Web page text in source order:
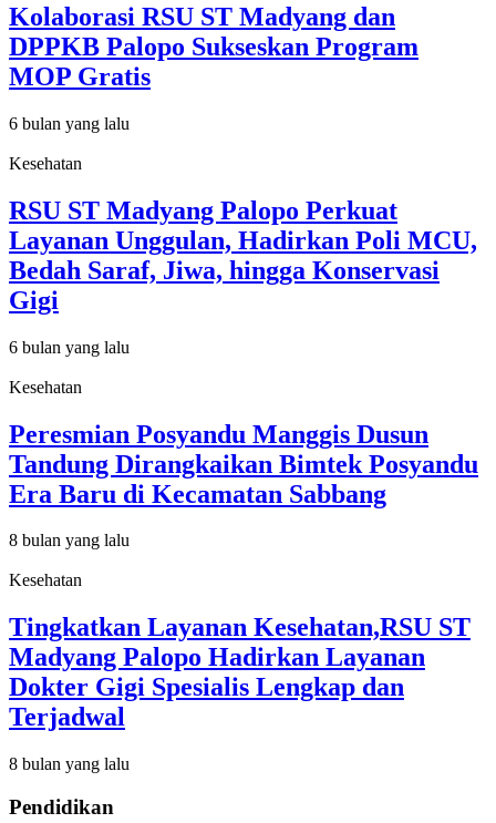
Kolaborasi RSU ST Madyang dan
DPPKB Palopo Sukseskan Program
MOP Gratis
6 bulan yang lalu
Kesehatan
RSU ST Madyang Palopo Perkuat
Layanan Unggulan, Hadirkan Poli MCU,
Bedah Saraf, Jiwa, hingga Konservasi
Gigi
6 bulan yang lalu
Kesehatan
Peresmian Posyandu Manggis Dusun
Tandung Dirangkaikan Bimtek Posyandu
Era Baru di Kecamatan Sabbang
8 bulan yang lalu
Kesehatan
Tingkatkan Layanan Kesehatan,RSU ST
Madyang Palopo Hadirkan Layanan
Dokter Gigi Spesialis Lengkap dan
Terjadwal
8 bulan yang lalu
Pendidikan